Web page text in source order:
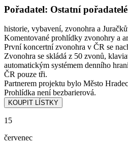
Pořadatel: Ostatní pořadatelé
historie, vybavení, zvonohra a
Komentované prohlídky zvonohry a
První koncertní zvonohra v ČR se
Zvonohra se skládá z 50 zvonů,
automatickým systémem denního
ČR pouze tři.
Partnerem projektu bylo Město
Prohlídka není bezbarierová.
15
červenec